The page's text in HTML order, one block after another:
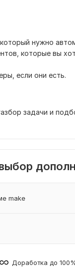
нужно
которые вы
если они есть.
задачи и
make
Доработка до